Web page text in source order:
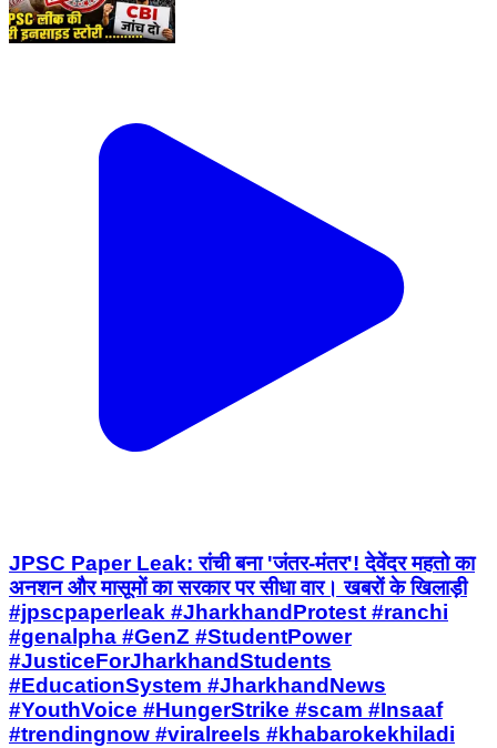
JPSC Paper Leak: रांची बना 'जंतर-मंतर'! देवेंदर महतो का
अनशन और मासूमों का सरकार पर सीधा वार। खबरों के खिलाड़ी
#jpscpaperleak #JharkhandProtest #ranchi
#genalpha #GenZ #StudentPower
#JusticeForJharkhandStudents
#EducationSystem #JharkhandNews
#YouthVoice #HungerStrike #scam #Insaaf
#trendingnow #viralreels #khabarokekhiladi